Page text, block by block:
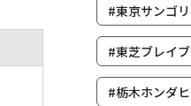
#東京サンゴ
#東芝ブレイ
#栃木ホンダ